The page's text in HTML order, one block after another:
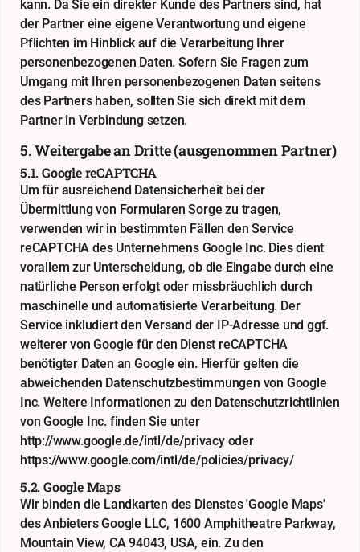
kann. Da Sie ein direkter Kunde des Partners sind, hat
der Partner eine eigene Verantwortung und eigene
Pflichten im Hinblick auf die Verarbeitung Ihrer
personenbezogenen Daten. Sofern Sie Fragen zum
Umgang mit Ihren personenbezogenen Daten seitens
des Partners haben, sollten Sie sich direkt mit dem
Partner in Verbindung setzen.
5. Weitergabe an Dritte (ausgenommen Partner)
5.1. Google reCAPTCHA
Um für ausreichend Datensicherheit bei der
Übermittlung von Formularen Sorge zu tragen,
verwenden wir in bestimmten Fällen den Service
reCAPTCHA des Unternehmens Google Inc. Dies dient
vorallem zur Unterscheidung, ob die Eingabe durch eine
natürliche Person erfolgt oder missbräuchlich durch
maschinelle und automatisierte Verarbeitung. Der
Service inkludiert den Versand der IP-Adresse und ggf.
weiterer von Google für den Dienst reCAPTCHA
benötigter Daten an Google ein. Hierfür gelten die
abweichenden Datenschutzbestimmungen von Google
Inc. Weitere Informationen zu den Datenschutzrichtlinien
von Google Inc. finden Sie unter
http://www.google.de/intl/de/privacyoder
https://www.google.com/intl/de/policies/privacy/
5.2. Google Maps
Wir binden die Landkarten des Dienstes 'Google Maps'
des Anbieters Google LLC, 1600 Amphitheatre Parkway,
Mountain View, CA 94043, USA, ein. Zu den